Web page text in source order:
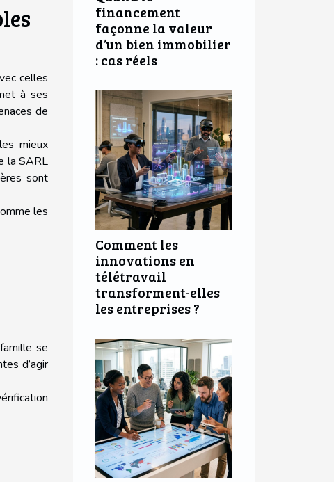
celles
à ses
de
mieux
la SARL
sont
les
se
d’agir
financement
façonne la valeur
d’un bien immobilier
: cas réels
Comment les
innovations en
télétravail
transforment-elles
les entreprises ?